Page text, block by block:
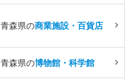
青森県の商業施設・百貨店
青森県の博物館・科学館